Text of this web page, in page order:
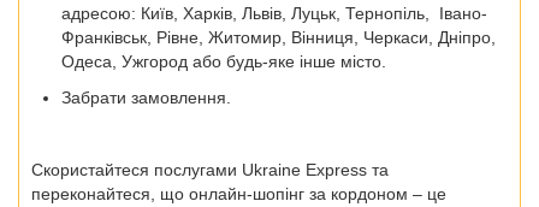
адресою: Київ, Харків, Львів, Луцьк, Тернопіль, Івано-
Франківськ, Рівне, Житомир, Вінниця, Черкаси, Дніпро,
Одеса, Ужгород або будь-яке інше місто.
Забрати замовлення.
Скористайтеся послугами Ukraine Express та
переконайтеся, що онлайн-шопінг за кордоном – це